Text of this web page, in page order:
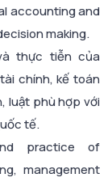
accounting and
making.
thực tiễn của
chính, kế toán
luật phù hợp với
tế.
practice of
management